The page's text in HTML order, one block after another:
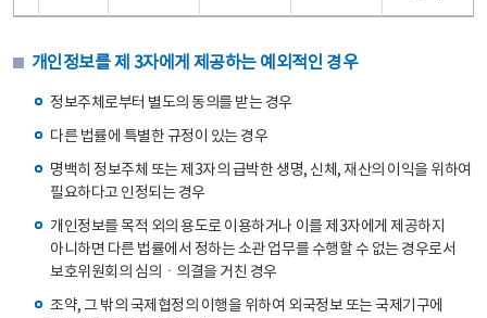
개인정보를 제 3자에게 제공하는 예외적인 경우
정보주체로부터 별도의 동의를 받는 경우
다른 법률에 특별한 규정이 있는 경우
명백히 정보주체 또는 제3자의 급박한 생명, 신체, 재산의 이익을 위하여
필요하다고 인정되는 경우
개인정보를 목적 외의 용도로 이용하거나 이를 제3자에게 제공하지
아니하면 다른 법률에서 정하는 소관 업무를 수행할 수 없는 경우로서
보호위원회의 심의ㆍ의결을 거친 경우
조약, 그 밖의 국제협정의 이행을 위하여 외국정보 또는 국제기구에